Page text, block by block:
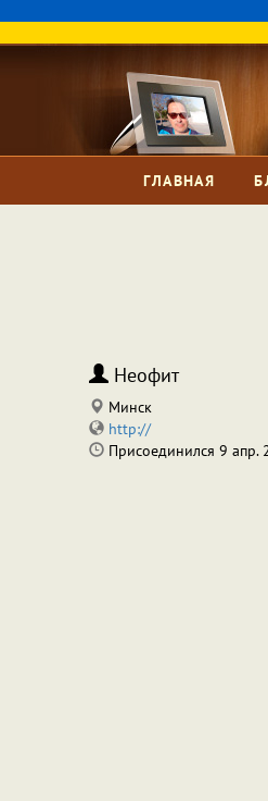
ГЛАВНАЯ
Неофит
Минск
http://
Присоединился 9 апр.